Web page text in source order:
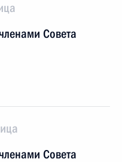
Совета
Совета